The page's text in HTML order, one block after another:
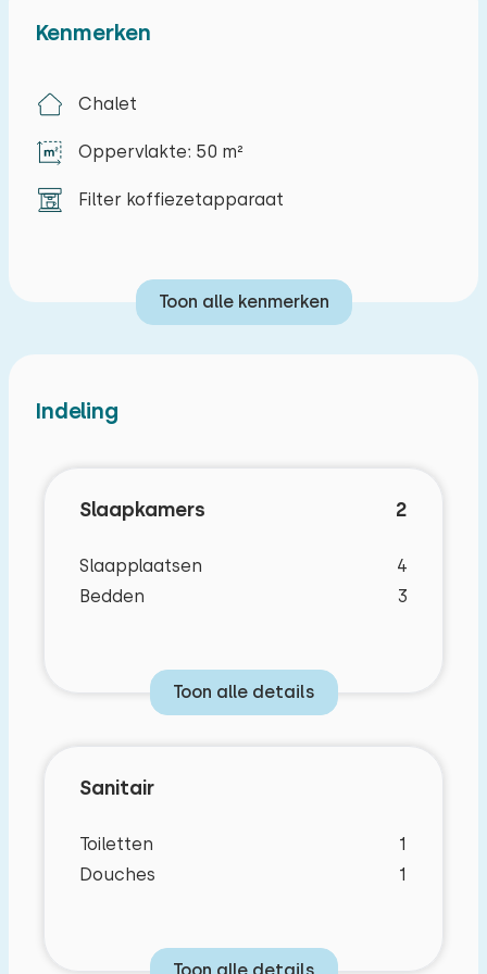
Kenmerken
Chalet
Oppervlakte: 50 m²
Filter koffiezetapparaat
Toon alle kenmerken
Indeling
Slaapkamers 2
Slaapplaatsen
4
Bedden
3
Toon alle details
Sanitair
Toiletten
1
Douches
1